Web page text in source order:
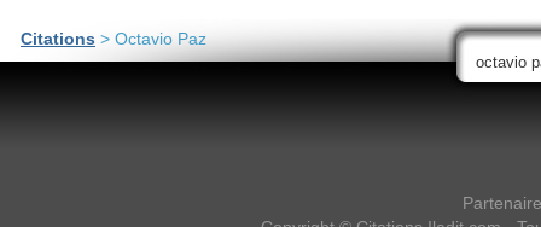
Citations > Octavio Paz